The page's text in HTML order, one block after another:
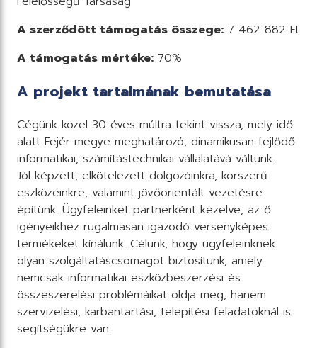
A szerződött támogatás összege: 7 462 882 Ft
A támogatás mértéke: 70%
A projekt tartalmának bemutatása
Cégünk közel 30 éves múltra tekint vissza, mely idő
alatt Fejér megye meghatározó, dinamikusan fejlődő
informatikai, számítástechnikai vállalatává váltunk.
Jól képzett, elkötelezett dolgozóinkra, korszerű
eszközeinkre, valamint jövőorientált vezetésre
építünk. Ügyfeleinket partnerként kezelve, az ő
igényeikhez rugalmasan igazodó versenyképes
termékeket kínálunk. Célunk, hogy ügyfeleinknek
olyan szolgáltatáscsomagot biztosítunk, amely
nemcsak informatikai eszközbeszerzési és
összeszerelési problémáikat oldja meg, hanem
szervizelési, karbantartási, telepítési feladatoknál is
segítségükre van.